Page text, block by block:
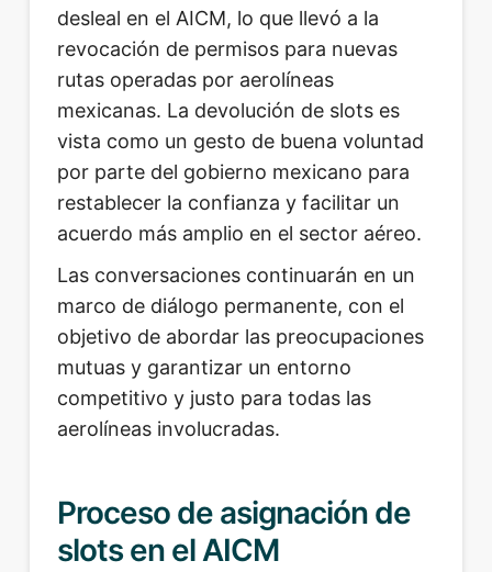
desleal en el AICM, lo que llevó a la
revocación de permisos para nuevas
rutas operadas por aerolíneas
mexicanas. La devolución de slots es
vista como un gesto de buena voluntad
por parte del gobierno mexicano para
restablecer la confianza y facilitar un
acuerdo más amplio en el sector aéreo.
Las conversaciones continuarán en un
marco de diálogo permanente, con el
objetivo de abordar las preocupaciones
mutuas y garantizar un entorno
competitivo y justo para todas las
aerolíneas involucradas.
Proceso de asignación de
slots en el AICM